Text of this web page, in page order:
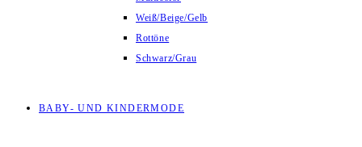
Weiß/Beige/Gelb
Rottöne
Schwarz/Grau
BABY- UND KINDERMODE